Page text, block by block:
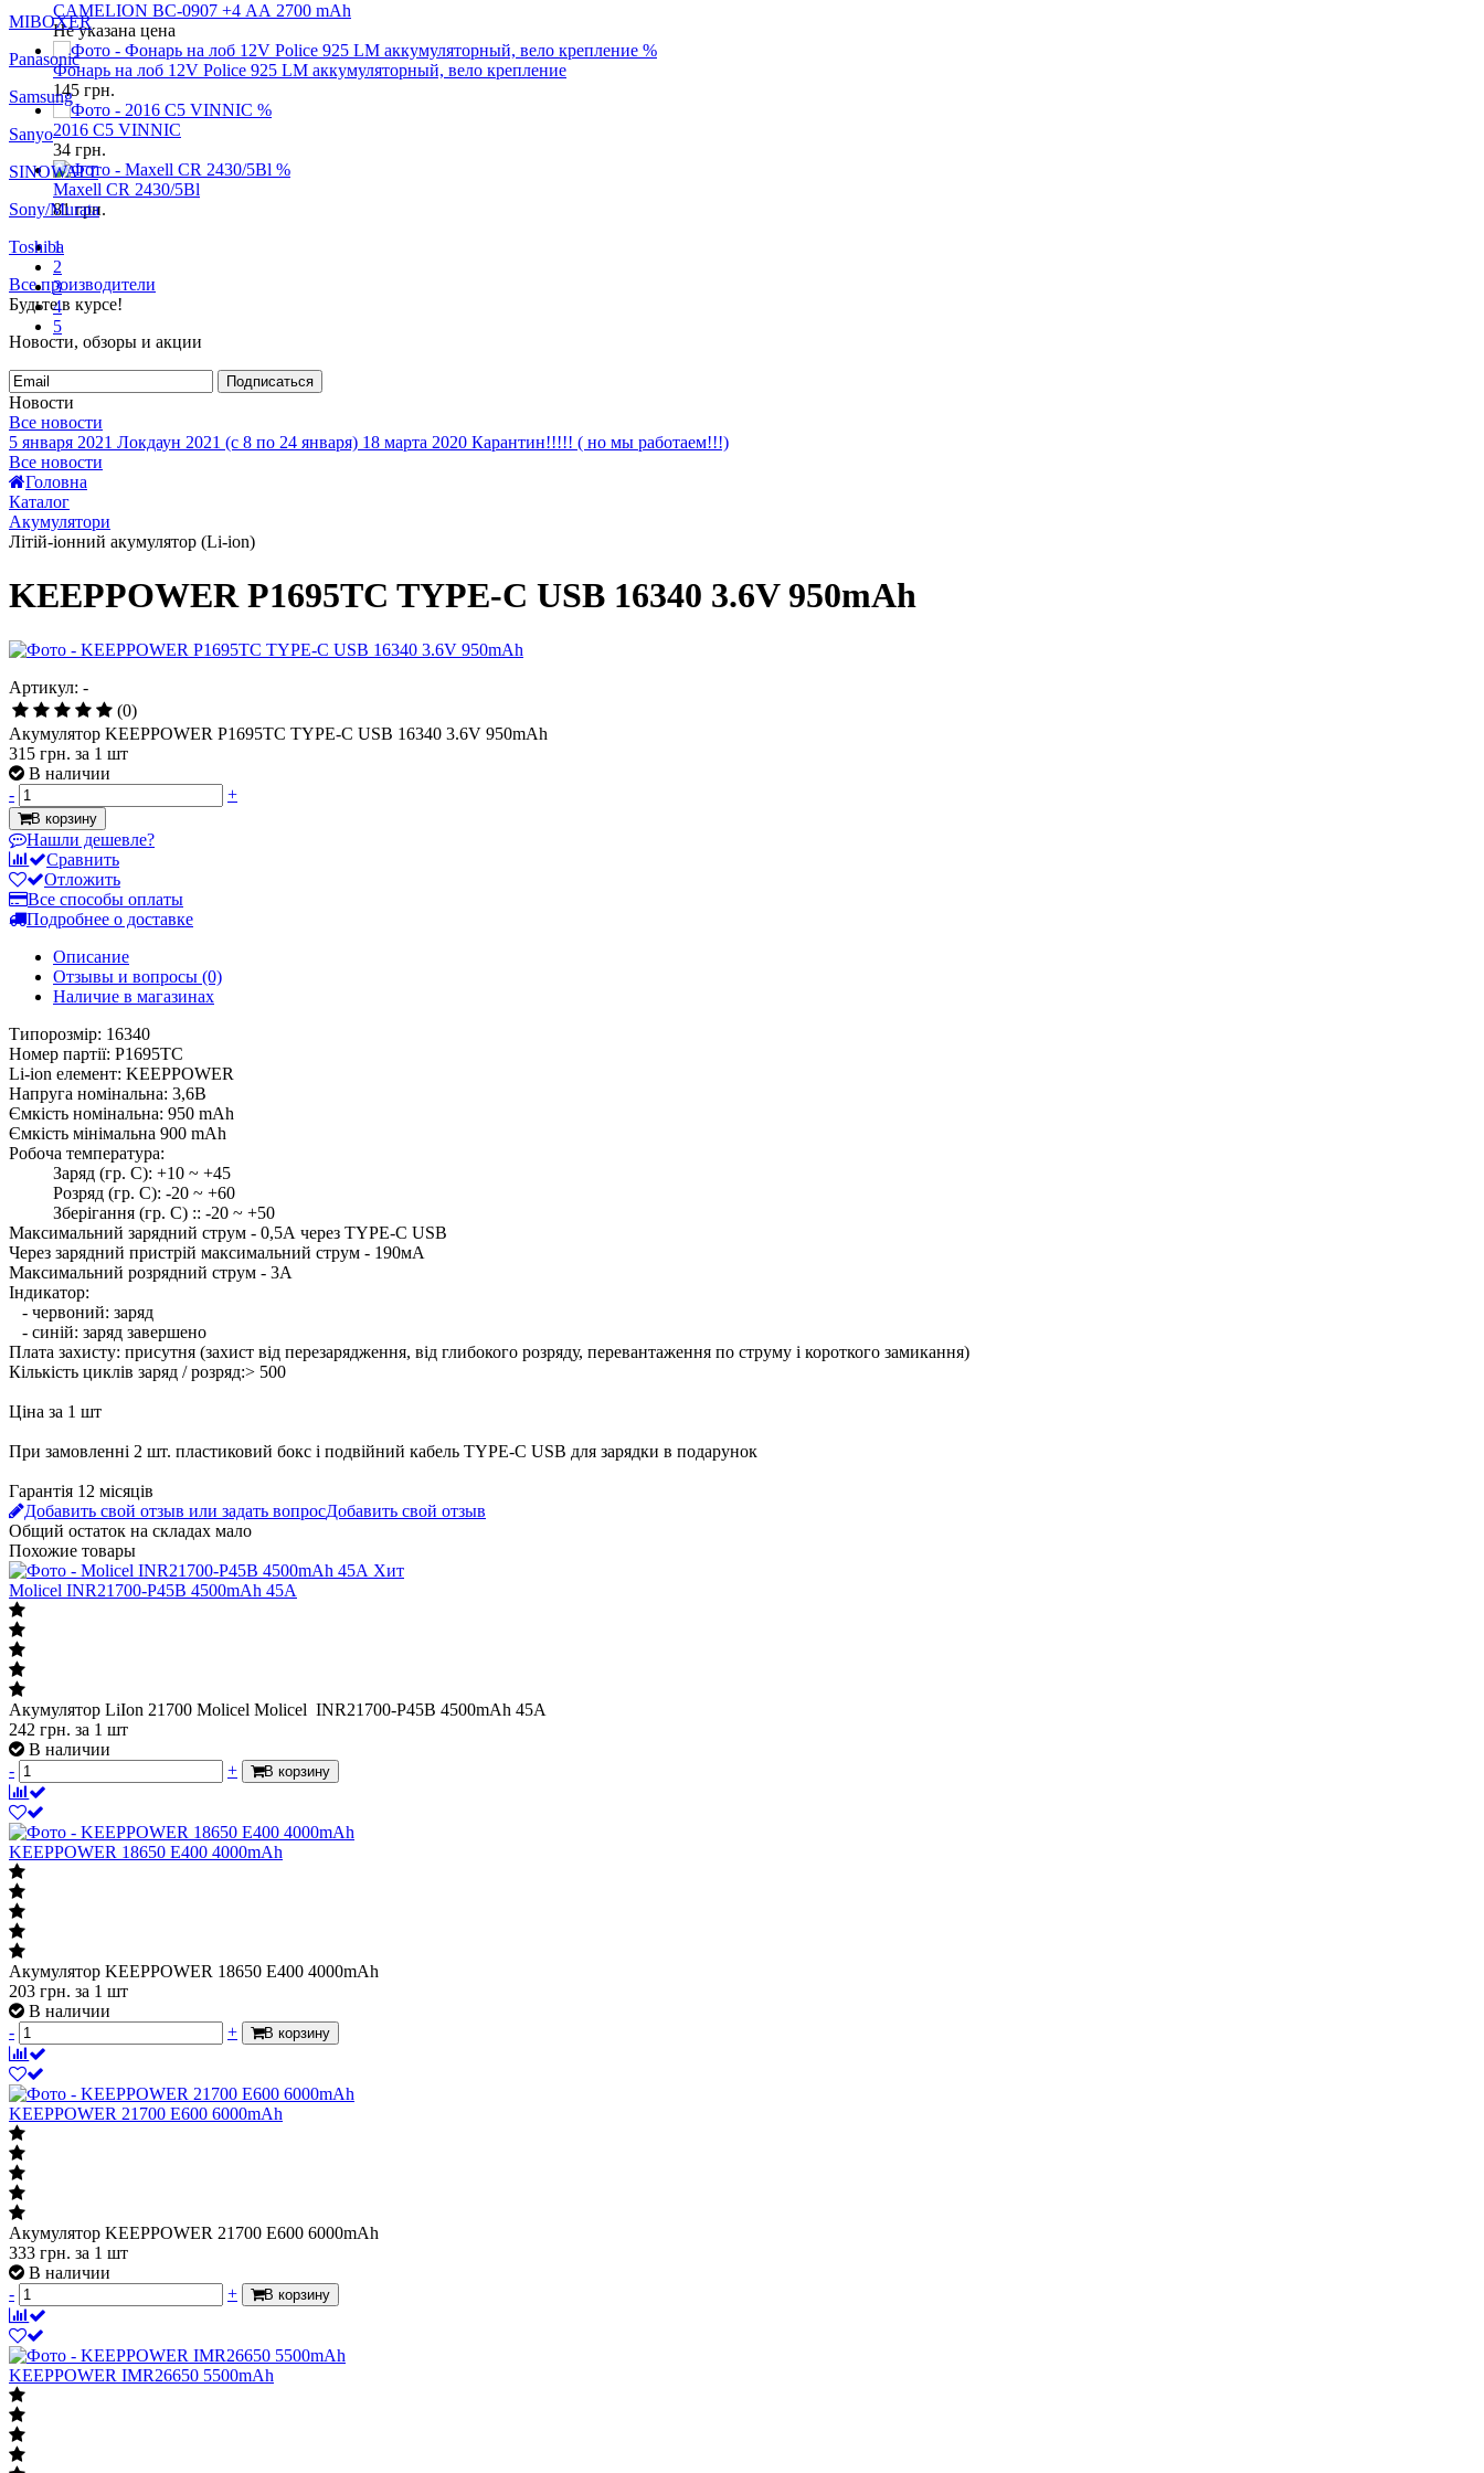
CAMELION BC-0907 +4 АА 2700 mAh
Не указана цена
%
Фонарь на лоб 12V Police 925 LM аккумуляторный, вело крепление
145 грн.
%
2016 C5 VINNIC
34 грн.
%
Maxell CR 2430/5Bl
81грн.
1
2
3
4
5
MIBOXER
Panasonic
Samsung
Sanyo
SINOWATT
Sony/Murata
Toshiba
Все производители
Будьте в курсе!
Новости, обзоры и акции
Подписаться
Новости
Все новости
5 января 2021 Локдаун 2021 (с 8 по 24 января) 18 марта 2020 Карантин!!!!! ( но мы работаем!!!)
Все новости
Головна
Каталог
Акумулятори
Літій-іонний акумулятор (Li-ion)
KEEPPOWER P1695TC TYPE-C USB 16340 3.6V 950mAh
Артикул: -
(0)
Акумулятор KEEPPOWER P1695TC TYPE-C USB 16340 3.6V 950mAh
315 грн. за 1 шт
В наличии
-
+
В корзину
Нашли дешевле?
Сравнить
Отложить
Все способы оплаты
Подробнее о доставке
Описание
Отзывы и вопросы (0)
Наличие в магазинах
Типорозмір: 16340
Номер партії: P1695TC
Li-ion елемент: KEEPPOWER
Напруга номінальна: 3,6В
Ємкість номінальна: 950 mAh
Ємкість мінімальна 900 mAh
Робоча температура:
Заряд (гр. С): +10 ~ +45
Розряд (гр. С): -20 ~ +60
Зберігання (гр. С) :: -20 ~ +50
Максимальний зарядний струм - 0,5А через TYPE-C USB
Через зарядний пристрій максимальний струм - 190мА
Максимальний розрядний струм - 3А
Індикатор:
- червоний: заряд
- синій: заряд завершено
Плата захисту: присутня (захист від перезарядження, від глибокого розряду, перевантаження по струму і короткого замикання)
Кількість циклів заряд / розряд:> 500
Ціна за 1 шт
При замовленні 2 шт. пластиковий бокс і подвійний кабель TYPE-C USB для зарядки в подарунок
Гарантія 12 місяців
Добавить свой отзыв или задать вопросДобавить свой отзыв
Общий остаток на складах мало
Похожие товары
Хит
Molicel INR21700-P45B 4500mAh 45A
Акумулятор LiIon 21700 Molicel Molicel INR21700-P45B 4500mAh 45A
242 грн. за 1 шт
В наличии
-
+ В корзину
KEEPPOWER 18650 E400 4000mAh
Акумулятор KEEPPOWER 18650 E400 4000mAh
203 грн. за 1 шт
В наличии
-
+ В корзину
KEEPPOWER 21700 E600 6000mAh
Акумулятор KEEPPOWER 21700 E600 6000mAh
333 грн. за 1 шт
В наличии
-
+ В корзину
KEEPPOWER IMR26650 5500mAh